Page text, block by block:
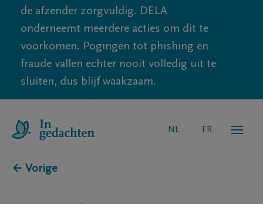
de afzender zorgvuldig. DELA
onderneemt meerdere acties om dit te
voorkomen. Pogingen tot phishing en
fraude vallen echter nooit volledig uit te
sluiten, dus blijf waakzaam.
NL FR
← Vorige